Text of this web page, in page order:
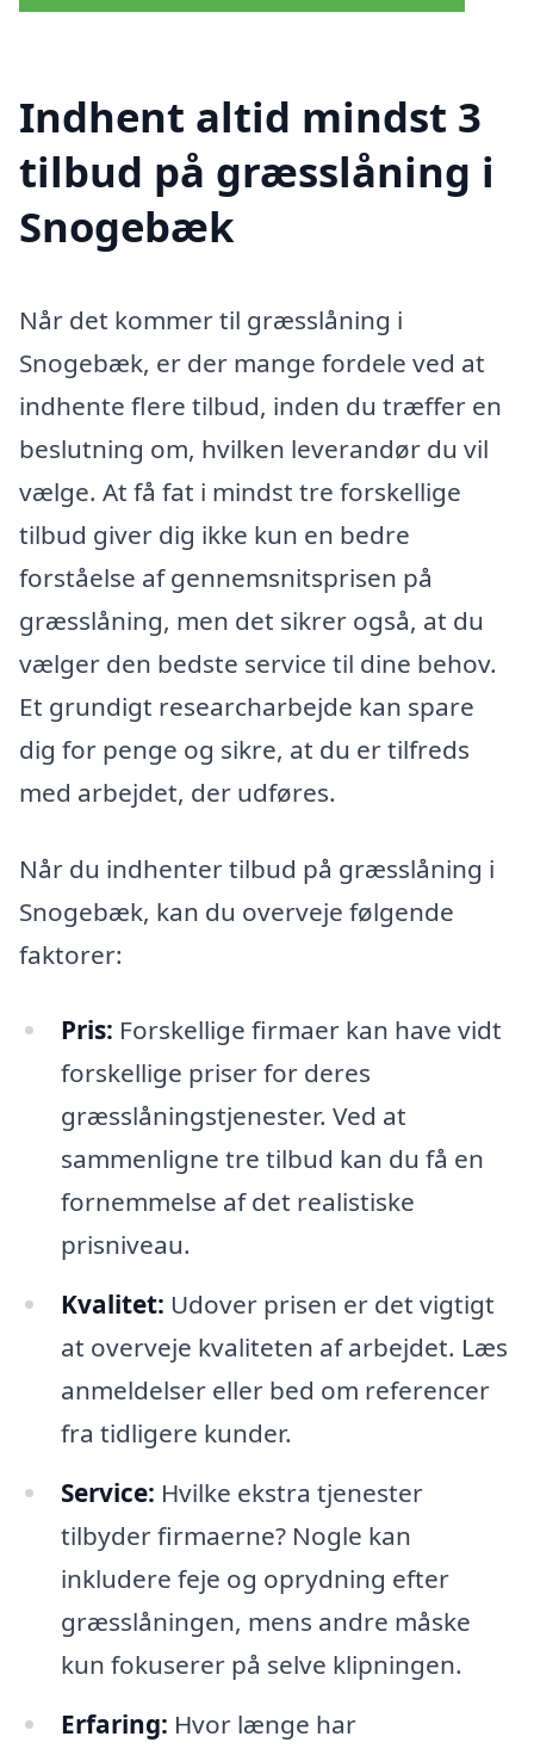
Indhent altid mindst 3
tilbud på græsslåning i
Snogebæk
Når det kommer til græsslåning i
Snogebæk, er der mange fordele ved at
indhente flere tilbud, inden du træffer en
beslutning om, hvilken leverandør du vil
vælge. At få fat i mindst tre forskellige
tilbud giver dig ikke kun en bedre
forståelse af gennemsnitsprisen på
græsslåning, men det sikrer også, at du
vælger den bedste service til dine behov.
Et grundigt researcharbejde kan spare
dig for penge og sikre, at du er tilfreds
med arbejdet, der udføres.
Når du indhenter tilbud på græsslåning i
Snogebæk, kan du overveje følgende
faktorer:
Pris: Forskellige firmaer kan have vidt
forskellige priser for deres
græsslåningstjenester. Ved at
sammenligne tre tilbud kan du få en
fornemmelse af det realistiske
prisniveau.
Kvalitet: Udover prisen er det vigtigt
at overveje kvaliteten af arbejdet. Læs
anmeldelser eller bed om referencer
fra tidligere kunder.
Service: Hvilke ekstra tjenester
tilbyder firmaerne? Nogle kan
inkludere feje og oprydning efter
græsslåningen, mens andre måske
kun fokuserer på selve klipningen.
Erfaring: Hvor længe har